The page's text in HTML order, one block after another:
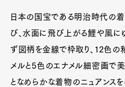
日本の国宝である明治時代の
び、水面に飛び上がる鯉や風に
ず図柄を金線で枠取り、12色の
メルと5色のエナメル細密画で
となめらかな着物のニュアンス